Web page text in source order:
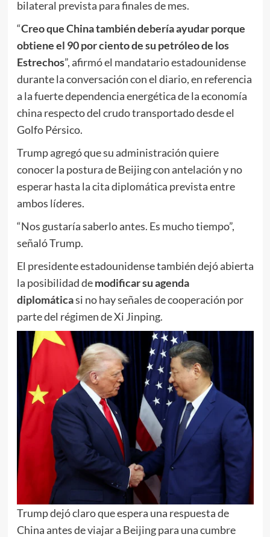
bilateral prevista para finales de mes.
“Creo que China también debería ayudar porque
obtiene el 90 por ciento de su petróleo de los
Estrechos”, afirmó el mandatario estadounidense
durante la conversación con el diario, en referencia
a la fuerte dependencia energética de la economía
china respecto del crudo transportado desde el
Golfo Pérsico.
Trump agregó que su administración quiere
conocer la postura de Beijing con antelación y no
esperar hasta la cita diplomática prevista entre
ambos líderes.
“Nos gustaría saberlo antes. Es mucho tiempo”,
señaló Trump.
El presidente estadounidense también dejó abierta
la posibilidad demodificar su agenda
diplomáticasi no hay señales de cooperación por
parte del régimen de Xi Jinping.
Trump dejó claro que espera una respuesta de
China antes de viajar a Beijing para una cumbre